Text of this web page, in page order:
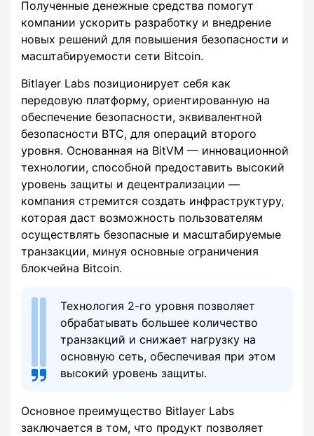
Полученные денежные средства помогут
компании ускорить разработку и внедрение
новых решений для повышения безопасности и
масштабируемости сети Bitcoin.
Bitlayer Labs позиционирует себя как
передовую платформу, ориентированную на
обеспечение безопасности, эквивалентной
безопасности BTC, для операций второго
уровня. Основанная на BitVM — инновационной
технологии, способной предоставить высокий
уровень защиты и децентрализации —
компания стремится создать инфраструктуру,
которая даст возможность пользователям
осуществлять безопасные и масштабируемые
транзакции, минуя основные ограничения
блокчейна Bitcoin.
Технология 2-го уровня позволяет
обрабатывать большее количество
транзакций и снижает нагрузку на
основную сеть, обеспечивая при этом
высокий уровень защиты.
Основное преимущество Bitlayer Labs
заключается в том, что продукт позволяет